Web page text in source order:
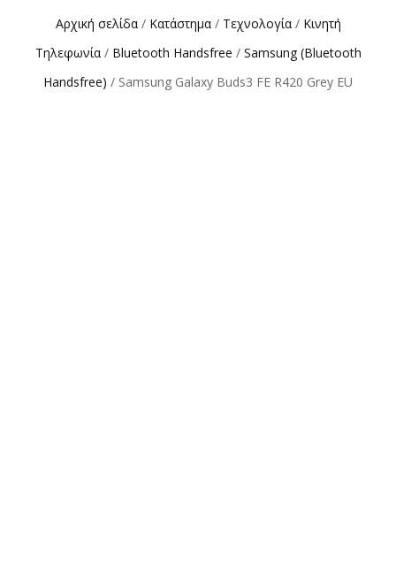
Αρχική σελίδα/ Κατάστημα/ Τεχνολογία/ Κινητή
Τηλεφωνία/ Bluetooth Handsfree / Samsung (Bluetooth
Handsfree) / Samsung Galaxy Buds3 FE R420 Grey EU